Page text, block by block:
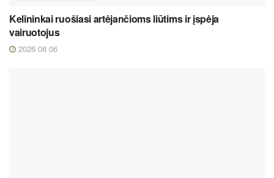
Kelininkai ruošiasi artėjančioms liūtims ir įspėja
vairuotojus
2026 08 06